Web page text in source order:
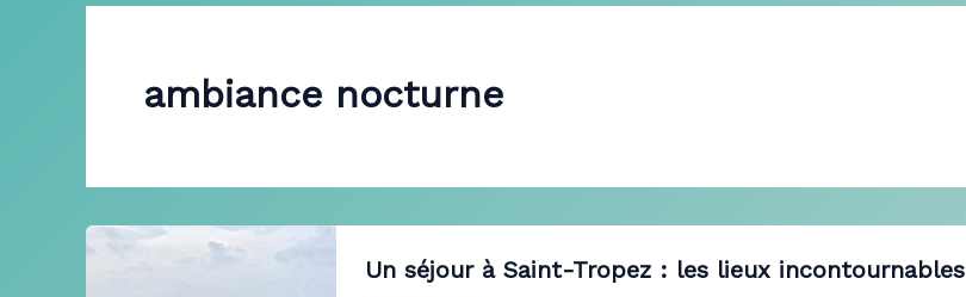
ambiance nocturne
Un séjour à Saint-Tropez : les lieux incontournables